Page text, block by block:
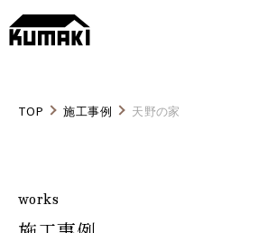
TOP 施工事例 天野の家
works